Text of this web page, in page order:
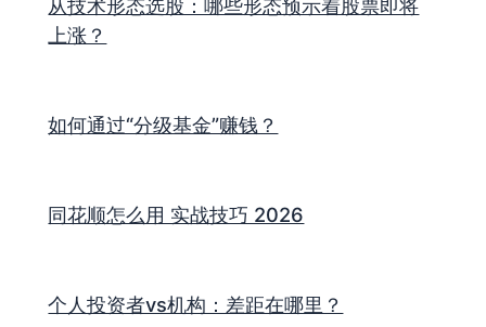
从技术形态选股：哪些形态预示着股票即将
上涨？
如何通过“分级基金”赚钱？
同花顺怎么用 实战技巧 2026
个人投资者vs机构：差距在哪里？